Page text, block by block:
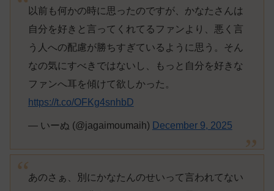
以前も何かの時に思ったのですが、かなたさんは
自分を好きと言ってくれてるファンより、悪く言
う人への配慮が勝ちすぎているように思う。そん
なの気にすべきではないし、もっと自分を好きな
ファンへ耳を傾けて欲しかった。
https://t.co/OFKg4snhbD
— いーぬ (@jagaimoumaih) December 9, 2025
あのさぁ、別にかなたんのせいって言われてない